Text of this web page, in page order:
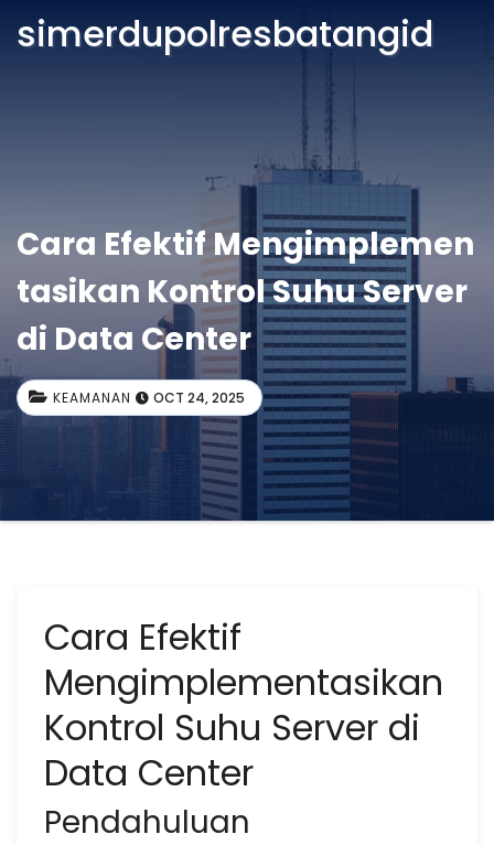
simerdupolresbatangid
Cara Efektif Mengimplemen
tasikan Kontrol Suhu Server
di Data Center
KEAMANAN OCT 24, 2025
Cara Efektif
Mengimplementasikan
Kontrol Suhu Server di
Data Center
Pendahuluan